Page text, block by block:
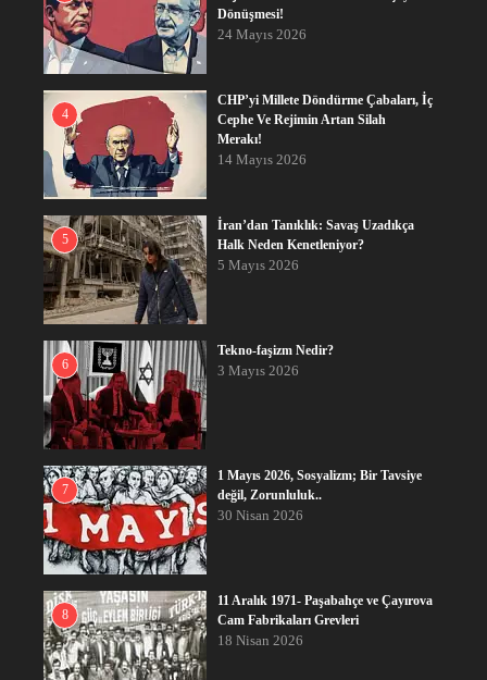
Dönüşmesi!
24 Mayıs 2026
4
CHP’yi Millete Döndürme Çabaları, İç
Cephe Ve Rejimin Artan Silah
Merakı!
14 Mayıs 2026
5
İran’dan Tanıklık: Savaş Uzadıkça
Halk Neden Kenetleniyor?
5 Mayıs 2026
6
Tekno-faşizm Nedir?
3 Mayıs 2026
7
1 Mayıs 2026, Sosyalizm; Bir Tavsiye
değil, Zorunluluk..
30 Nisan 2026
8
11 Aralık 1971- Paşabahçe ve Çayırova
Cam Fabrikaları Grevleri
18 Nisan 2026